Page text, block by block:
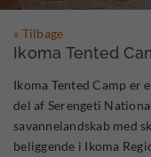
« Tilbage
Ikoma Tented
Ikoma Tented Camp er
del af Serengeti
savannelandskab med
beliggende i Ikoma